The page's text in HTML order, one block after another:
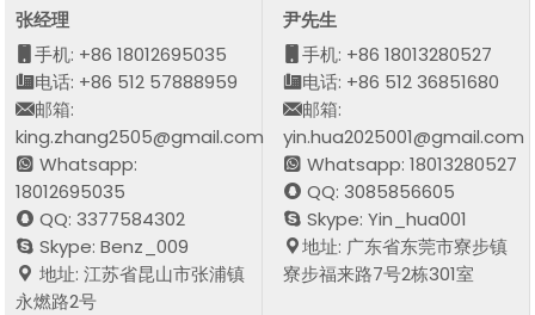
张经理
手机: +86 18012695035
电话: +86 512 57888959
邮箱:
king.zhang2505@gmail.com
Whatsapp:
18012695035
QQ: 3377584302
Skype: Benz_009
地址: 江苏省昆山市张浦镇
永燃路2号
尹先生
手机: +86 18013280527
电话: +86 512 36851680
邮箱:
yin.hua2025001@gmail.com
Whatsapp: 18013280527
QQ: 3085856605
Skype: Yin_hua001
地址: 广东省东莞市寮步镇
寮步福来路7号2栋301室